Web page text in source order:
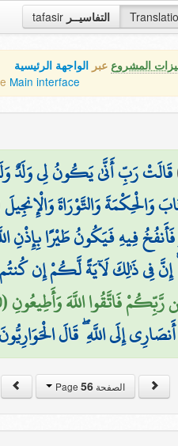
tafasir التفاسيــر
المشروع عبر الواجهة الرئيسية
Main interface
قَالَتْ رَبِّ أَنَّىٰ يَكُونُ لِي وَلَدٌ
وَالْحِكْمَةَ وَالتَّوْرَاةَ وَالْإِنجِيلَ
فِيهِ فَيَكُونُ طَيْرًا بِإِذْنِ
فِي ذَٰلِكَ لَآيَةً لَّكُمْ إِن
فَاتَّقُوا اللَّهَ وَأَطِيعُونِ (50)
إِلَى اللَّهِ ۖ قَالَ الْحَوَارِيُّونَ
الصفحة Page56